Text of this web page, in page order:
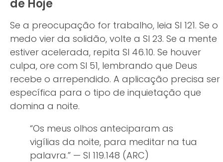
de Hoje
Se a preocupação for trabalho, leia Sl 121. Se o
medo vier da solidão, volte a Sl 23. Se a mente
estiver acelerada, repita Sl 46.10. Se houver
culpa, ore com Sl 51, lembrando que Deus
recebe o arrependido. A aplicação precisa ser
específica para o tipo de inquietação que
domina a noite.
“Os meus olhos anteciparam as
vigílias da noite, para meditar na tua
palavra.” — Sl 119.148 (ARC)